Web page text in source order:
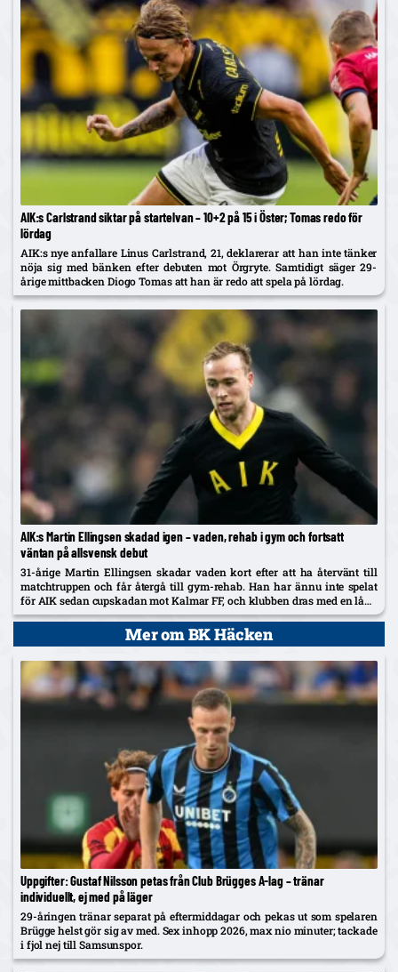
AIK:s Carlstrand siktar på startelvan – 10+2 på 15 i Öster; Tomas redo för
lördag
AIK:s nye anfallare Linus Carlstrand, 21, deklarerar att han inte tänker
nöja sig med bänken efter debuten mot Örgryte. Samtidigt säger 29-
årige mittbacken Diogo Tomas att han är redo att spela på lördag.
AIK:s Martin Ellingsen skadad igen – vaden, rehab i gym och fortsatt
väntan på allsvensk debut
31-årige Martin Ellingsen skadar vaden kort efter att ha återvänt till
matchtruppen och får återgå till gym-rehab. Han har ännu inte spelat
för AIK sedan cupskadan mot Kalmar FF, och klubben dras med en lång
skadelista som nu också utreds...
Mer om BK Häcken
Uppgifter: Gustaf Nilsson petas från Club Brügges A-lag – tränar
individuellt, ej med på läger
29-åringen tränar separat på eftermiddagar och pekas ut som spelaren
Brügge helst gör sig av med. Sex inhopp 2026, max nio minuter; tackade
i fjol nej till Samsunspor.